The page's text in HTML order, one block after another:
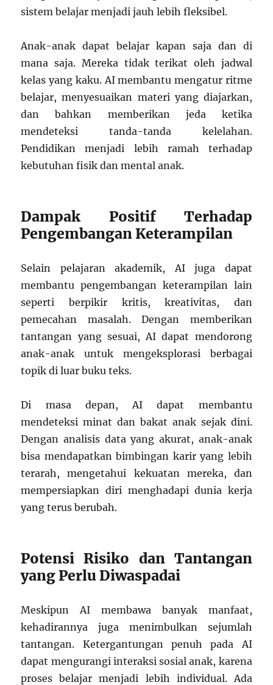
sistem belajar menjadi jauh lebih fleksibel.
Anak-anak dapat belajar kapan saja dan di
mana saja. Mereka tidak terikat oleh jadwal
kelas yang kaku. AI membantu mengatur ritme
belajar, menyesuaikan materi yang diajarkan,
dan bahkan memberikan jeda ketika
mendeteksi tanda-tanda kelelahan.
Pendidikan menjadi lebih ramah terhadap
kebutuhan fisik dan mental anak.
Dampak Positif Terhadap
Pengembangan Keterampilan
Selain pelajaran akademik, AI juga dapat
membantu pengembangan keterampilan lain
seperti berpikir kritis, kreativitas, dan
pemecahan masalah. Dengan memberikan
tantangan yang sesuai, AI dapat mendorong
anak-anak untuk mengeksplorasi berbagai
topik di luar buku teks.
Di masa depan, AI dapat membantu
mendeteksi minat dan bakat anak sejak dini.
Dengan analisis data yang akurat, anak-anak
bisa mendapatkan bimbingan karir yang lebih
terarah, mengetahui kekuatan mereka, dan
mempersiapkan diri menghadapi dunia kerja
yang terus berubah.
Potensi Risiko dan Tantangan
yang Perlu Diwaspadai
Meskipun AI membawa banyak manfaat,
kehadirannya juga menimbulkan sejumlah
tantangan. Ketergantungan penuh pada AI
dapat mengurangi interaksi sosial anak, karena
proses belajar menjadi lebih individual. Ada